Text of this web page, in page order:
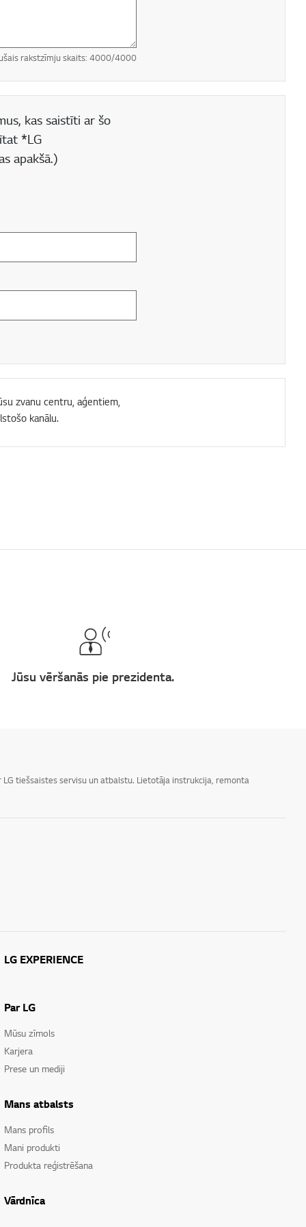
rakstzīmju skaits: 4000/4000
kas saistīti ar šo
*LG
apakšā.)
zvanu centru, aģentiem,
kanālu.
Jūsu vēršanās pie prezidenta.
tiešsaistes servisu un atbalstu. Lietotāja instrukcija, remonta
LG EXPERIENCE
Par LG
Mūsu zīmols
Karjera
Prese un mediji
Mans atbalsts
Mans profils
Mani produkti
Produkta reģistrēšana
Vārdnīca